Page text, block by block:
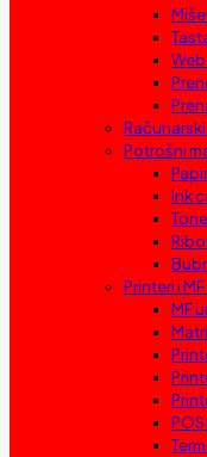
Potrošni
Papir
Ink
Printeri i
MF